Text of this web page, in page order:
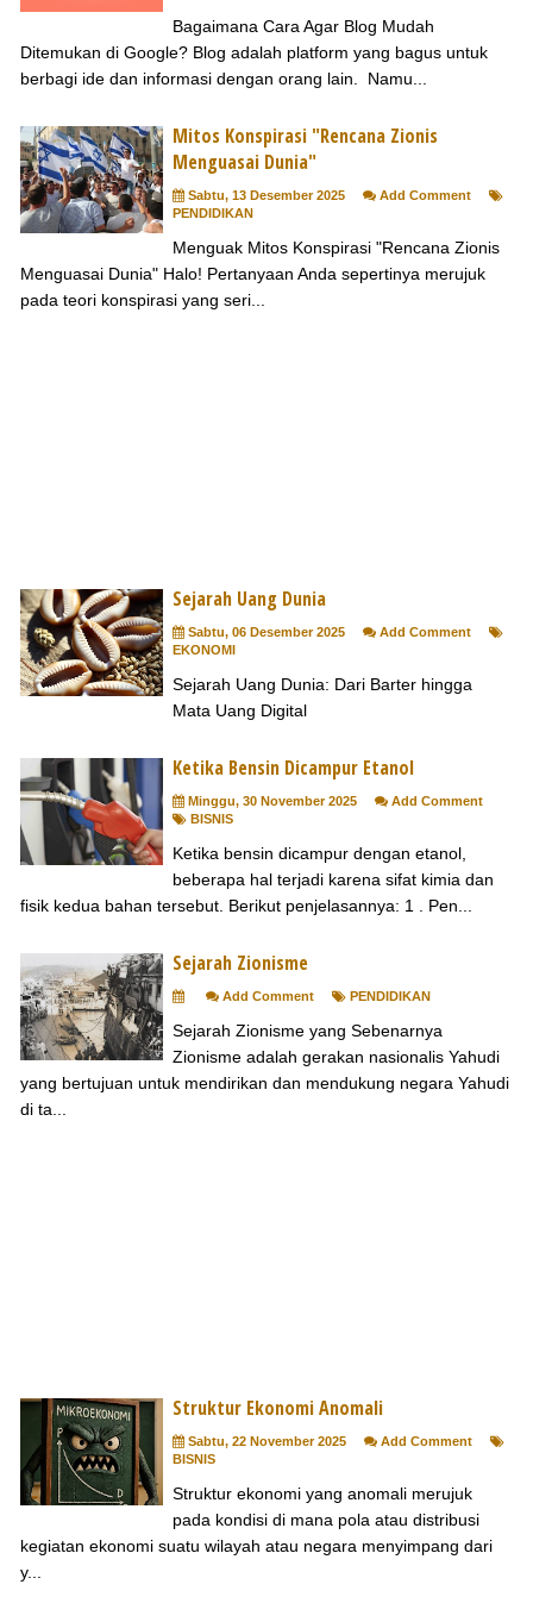
Bagaimana Cara Agar Blog Mudah
Ditemukan di Google? Blog adalah platform yang bagus untuk
berbagi ide dan informasi dengan orang lain. Namu...
Mitos Konspirasi "Rencana Zionis
Menguasai Dunia"
Sabtu, 13 Desember 2025
Add Comment
PENDIDIKAN
Menguak Mitos Konspirasi "Rencana Zionis
Menguasai Dunia" Halo! Pertanyaan Anda sepertinya merujuk
pada teori konspirasi yang seri...
Sejarah Uang Dunia
Sabtu, 06 Desember 2025
Add Comment
EKONOMI
Sejarah Uang Dunia: Dari Barter hingga
Mata Uang Digital
Ketika Bensin Dicampur Etanol
Minggu, 30 November 2025
Add Comment
BISNIS
Ketika bensin dicampur dengan etanol,
beberapa hal terjadi karena sifat kimia dan
fisik kedua bahan tersebut. Berikut penjelasannya: 1 . Pen...
Sejarah Zionisme
Add Comment PENDIDIKAN
Sejarah Zionisme yang Sebenarnya
Zionisme adalah gerakan nasionalis Yahudi
yang bertujuan untuk mendirikan dan mendukung negara Yahudi
di ta...
Struktur Ekonomi Anomali
Sabtu, 22 November 2025
Add Comment
BISNIS
Struktur ekonomi yang anomali merujuk
pada kondisi di mana pola atau distribusi
kegiatan ekonomi suatu wilayah atau negara menyimpang dari
y...